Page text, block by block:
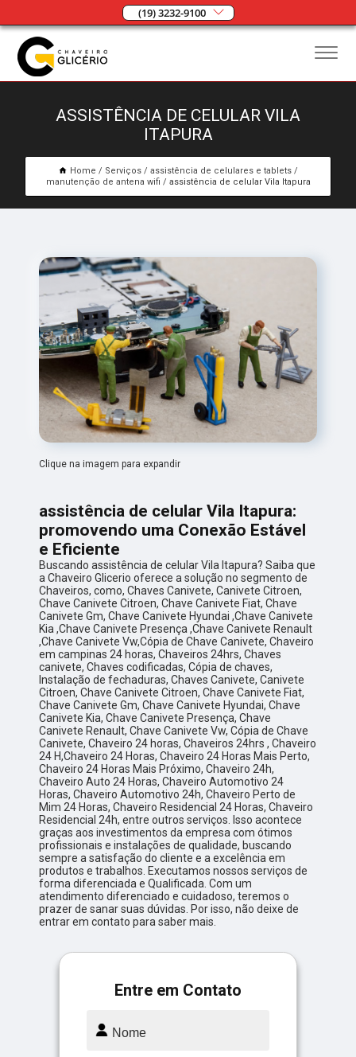
(19) 3232-9100
ASSISTÊNCIA DE CELULAR VILA
ITAPURA
Home Serviços
assistência de celulares e tablets
manutenção de antena wifi
assistência de celular Vila Itapura
Clique na imagem para expandir
assistência de celular Vila Itapura:
promovendo uma Conexão Estável
e Eficiente
Buscando assistência de celular Vila Itapura? Saiba que
a Chaveiro Glicerio oferece a solução no segmento de
Chaveiros, como, Chaves Canivete, Canivete Citroen,
Chave Canivete Citroen, Chave Canivete Fiat, Chave
Canivete Gm, Chave Canivete Hyundai ,Chave Canivete
Kia ,Chave Canivete Presença ,Chave Canivete Renault
,Chave Canivete Vw,Cópia de Chave Canivete, Chaveiro
em campinas 24 horas, Chaveiros 24hrs, Chaves
canivete, Chaves codificadas, Cópia de chaves,
Instalação de fechaduras, Chaves Canivete, Canivete
Citroen, Chave Canivete Citroen, Chave Canivete Fiat,
Chave Canivete Gm, Chave Canivete Hyundai, Chave
Canivete Kia, Chave Canivete Presença, Chave
Canivete Renault, Chave Canivete Vw, Cópia de Chave
Canivete, Chaveiro 24 horas, Chaveiros 24hrs , Chaveiro
24 H,Chaveiro 24 Horas, Chaveiro 24 Horas Mais Perto,
Chaveiro 24 Horas Mais Próximo, Chaveiro 24h,
Chaveiro Auto 24 Horas, Chaveiro Automotivo 24
Horas, Chaveiro Automotivo 24h, Chaveiro Perto de
Mim 24 Horas, Chaveiro Residencial 24 Horas, Chaveiro
Residencial 24h, entre outros serviços. Isso acontece
graças aos investimentos da empresa com ótimos
profissionais e instalações de qualidade, buscando
sempre a satisfação do cliente e a excelência em
produtos e trabalhos. Executamos nossos serviços de
forma diferenciada e Qualificada. Com um
atendimento diferenciado e cuidadoso, teremos o
prazer de sanar suas dúvidas. Por isso, não deixe de
entrar em contato para saber mais.
Entre em Contato